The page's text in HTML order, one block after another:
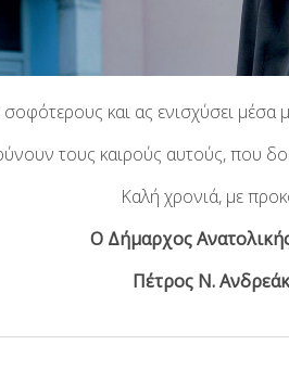
σοφότερους και ας ενισχύσει
τους καιρούς αυτούς, που
Καλή χρονιά, με
Ο Δήμαρχος
Πέτρος Ν.